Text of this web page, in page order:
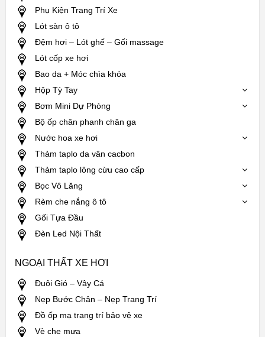
Phụ Kiện Trang Trí Xe
Lót sàn ô tô
Đệm hơi – Lót ghế – Gối massage
Lót cốp xe hơi
Bao da + Móc chìa khóa
Hộp Tỳ Tay
Bơm Mini Dự Phòng
Bộ ốp chân phanh chân ga
Nước hoa xe hơi
Thảm taplo da vân cacbon
Thảm taplo lông cừu cao cấp
Bọc Vô Lăng
Rèm che nắng ô tô
Gối Tựa Đầu
Đèn Led Nội Thất
NGOẠI THẤT XE HƠI
Đuôi Gió – Vây Cá
Nẹp Bước Chân – Nẹp Trang Trí
Đồ ốp mạ trang trí bảo vệ xe
Vè che mưa